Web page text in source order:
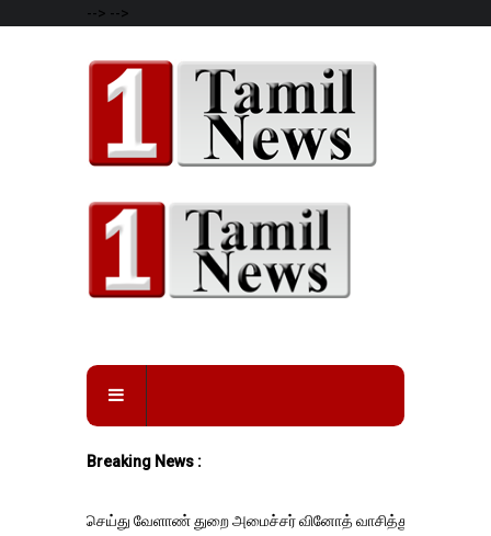
--> -->
Breaking News :
வேளாண் துறை அமைச்சர் வினோத் வாசித்து வருகிறார். �.